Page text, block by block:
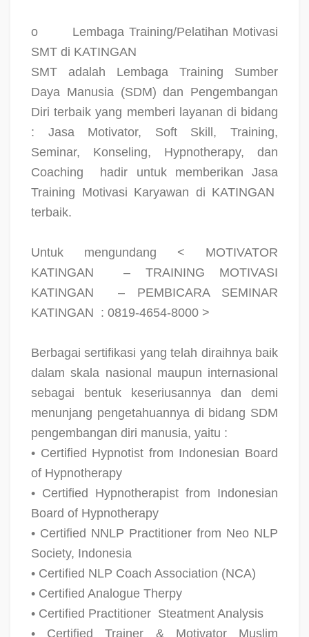
o
Lembaga Training/Pelatihan Motivasi
SMT di KATINGAN
SMT adalah Lembaga Training Sumber
Daya Manusia (SDM) dan Pengembangan
Diri terbaik yang memberi layanan di bidang
: Jasa Motivator, Soft Skill, Training,
Seminar, Konseling, Hypnotherapy, dan
Coaching
hadir untuk memberikan Jasa
Training Motivasi Karyawan di KATINGAN
terbaik.
Untuk mengundang < MOTIVATOR
KATINGAN
– TRAINING MOTIVASI
KATINGAN
– PEMBICARA SEMINAR
KATINGAN : 0819-4654-8000 >
Berbagai sertifikasi yang telah diraihnya baik
dalam skala nasional maupun internasional
sebagai bentuk keseriusannya dan demi
menunjang pengetahuannya di bidang SDM
pengembangan diri manusia, yaitu :
• Certified Hypnotist from Indonesian Board
of Hypnotherapy
• Certified Hypnotherapist from Indonesian
Board of Hypnotherapy
• Certified NNLP Practitioner from Neo NLP
Society, Indonesia
• Certified NLP Coach Association (NCA)
• Certified Analogue Therpy
• Certified Practitioner Steatment Analysis
• Certified Trainer & Motivator Muslim